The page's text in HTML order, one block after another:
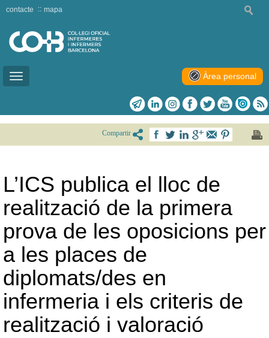
Toggle
contacte mapa
Àrea personal
Compartir
L’ICS publica el lloc de
realització de la primera
prova de les oposicions per
a les places de
diplomats/des en
infermeria i els criteris de
realització i valoració